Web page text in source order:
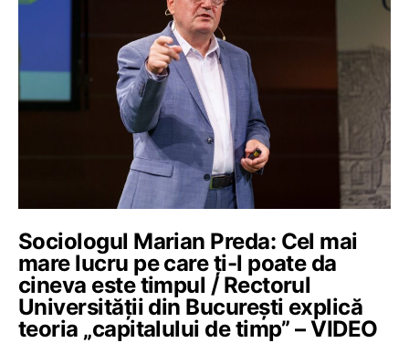
Sociologul Marian Preda: Cel mai
mare lucru pe care ți-l poate da
cineva este timpul / Rectorul
Universității din București explică
teoria „capitalului de timp” – VIDEO